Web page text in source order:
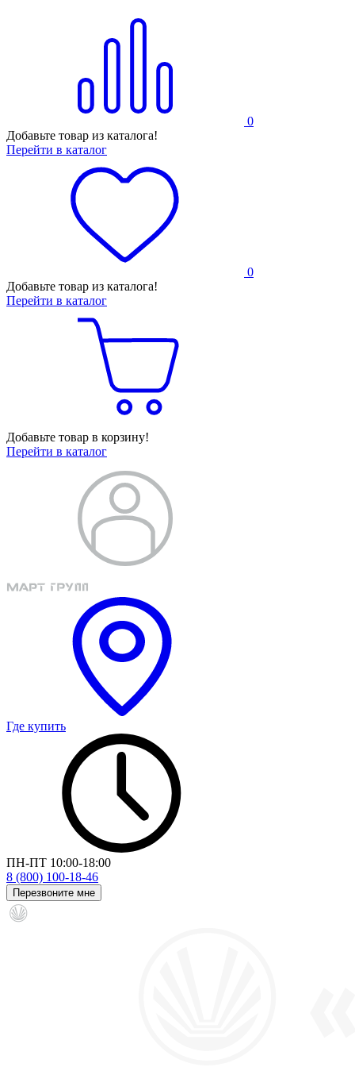
0
Добавьте товар из каталога!
Перейти в каталог
0
Добавьте товар из каталога!
Перейти в каталог
Добавьте товар в корзину!
Перейти в каталог
Где купить
ПН-ПТ 10:00-18:00
8 (800) 100-18-46
Перезвоните мне